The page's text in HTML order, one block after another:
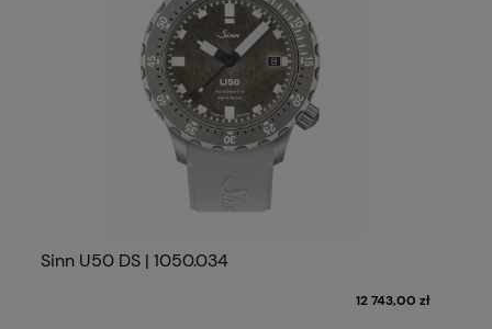
Sinn U50 DS | 1050.034
12 743,00 zł